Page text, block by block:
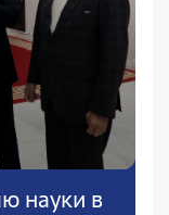
науки в